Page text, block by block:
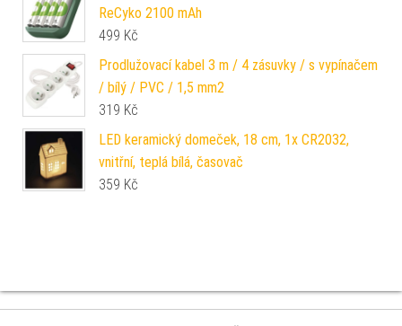
ReCyko 2100 mAh
499 Kč
Prodlužovací kabel 3 m / 4 zásuvky / s vypínačem
/ bílý / PVC / 1,5 mm2
319 Kč
LED keramický domeček, 18 cm, 1x CR2032,
vnitřní, teplá bílá, časovač
359 Kč